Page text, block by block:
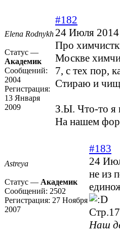
Elena Rodnykh
Статус —
Академик
Сообщений:
2004
Регистрация:
13 Января
2009
#182
24 Июля 2014
Про
Москве
7, с тех пор,
Стираю и
З.Ы. Что-то я
На нашем
Astreya
Статус — Академик
Сообщений: 2502
Регистрация: 27 Ноября
2007
#183
24
не из
Наш